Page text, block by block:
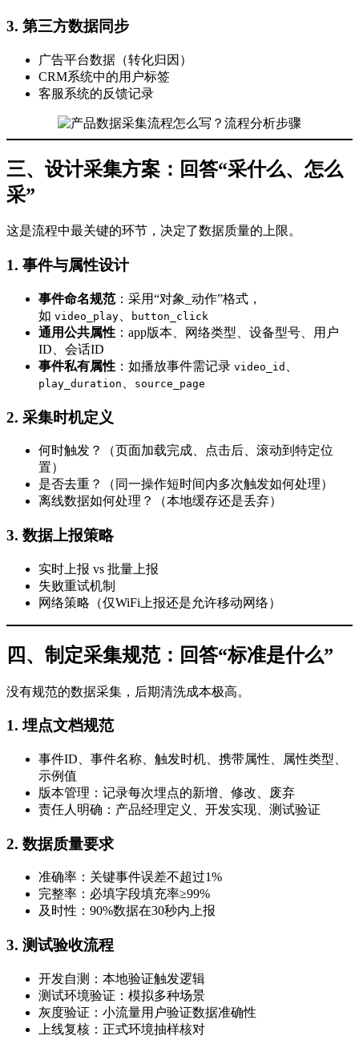
3. 第三方数据同步
广告平台数据（转化归因）
CRM系统中的用户标签
客服系统的反馈记录
三、设计采集方案：回答“采什么、怎么
采”
这是流程中最关键的环节，决定了数据质量的上限。
1. 事件与属性设计
事件命名规范：采用“对象_动作”格式，
如 video_play button_click
通用公共属性 ：app版本、网络类型、设备型号、用户
ID、会话ID
事件私有属性 ：如播放事件需记录 video_id
play_duration source_page
2. 采集时机定义
何时触发？（页面加载完成、点击后、滚动到特定位
置）
是否去重？（同一操作短时间内多次触发如何处理）
离线数据如何处理？（本地缓存还是丢弃）
3. 数据上报策略
实时上报 vs 批量上报
失败重试机制
网络策略（仅WiFi上报还是允许移动网络）
四、制定采集规范：回答“标准是什么”
没有规范的数据采集，后期清洗成本极高。
1. 埋点文档规范
事件ID、事件名称、触发时机、携带属性、属性类型、
示例值
版本管理：记录每次埋点的新增、修改、废弃
责任人明确：产品经理定义、开发实现、测试验证
2. 数据质量要求
准确率：关键事件误差不超过1%
完整率：必填字段填充率≥99%
及时性：90%数据在30秒内上报
3. 测试验收流程
开发自测：本地验证触发逻辑
测试环境验证：模拟多种场景
灰度验证：小流量用户验证数据准确性
上线复核：正式环境抽样核对